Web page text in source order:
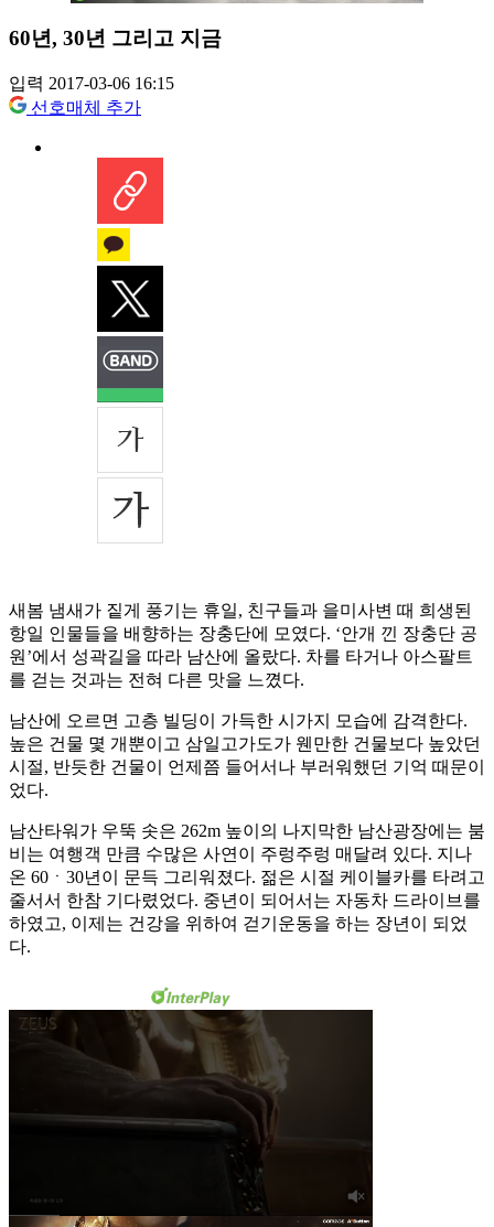
60년, 30년 그리고 지금
입력 2017-03-06 16:15
선호매체 추가
새봄 냄새가 짙게 풍기는 휴일, 친구들과 을미사변 때 희생된
항일 인물들을 배향하는 장충단에 모였다. ‘안개 낀 장충단 공
원’에서 성곽길을 따라 남산에 올랐다. 차를 타거나 아스팔트
를 걷는 것과는 전혀 다른 맛을 느꼈다.
남산에 오르면 고층 빌딩이 가득한 시가지 모습에 감격한다.
높은 건물 몇 개뿐이고 삼일고가도가 웬만한 건물보다 높았던
시절, 반듯한 건물이 언제쯤 들어서나 부러워했던 기억 때문이
었다.
남산타워가 우뚝 솟은 262m 높이의 나지막한 남산광장에는 붐
비는 여행객 만큼 수많은 사연이 주렁주렁 매달려 있다. 지나
온 60ㆍ30년이 문득 그리워졌다. 젊은 시절 케이블카를 타려고
줄서서 한참 기다렸었다. 중년이 되어서는 자동차 드라이브를
하였고, 이제는 건강을 위하여 걷기운동을 하는 장년이 되었
다.